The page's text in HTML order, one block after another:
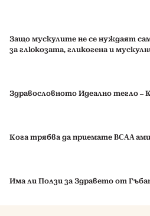
Защо мускулите не се нуждаят
за глюкозата, гликогена и
Здравословното Идеално тегло –
Кога трябва да приемате BCAA
Има ли Ползи за Здравето от